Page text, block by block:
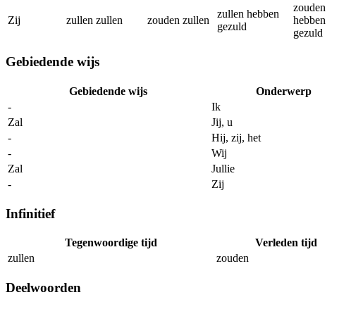
Zij zullen zullen zouden zullen
zullen hebben
gezuld
zouden
hebben
gezuld
Gebiedende wijs
Gebiedende wijs
Onderwerp
-
Ik
Zal
Jij, u
-
Hij, zij, het
-
Wij
Zal
Jullie
-
Zij
Infinitief
Tegenwoordige tijd
Verleden tijd
zullen
zouden
Deelwoorden